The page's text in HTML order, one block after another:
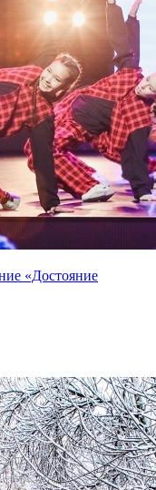
«Достояние